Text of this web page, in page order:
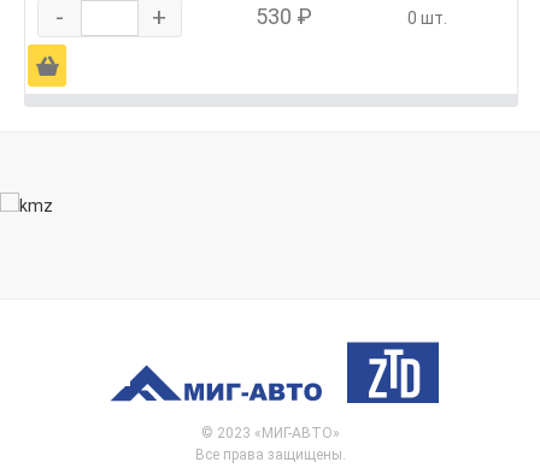
- + 530 ₽ 0 шт.
Ä
© 2023 «МИГ-АВТО»
Все права защищены.